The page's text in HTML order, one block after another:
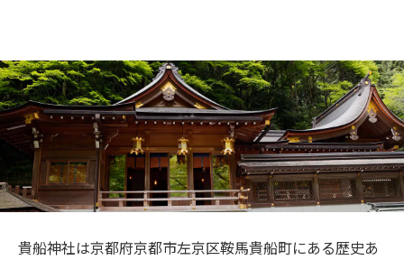
行き先
旅のお役立ち情報
貴船神社は京都府京都市左京区鞍馬貴船町にある歴史あ